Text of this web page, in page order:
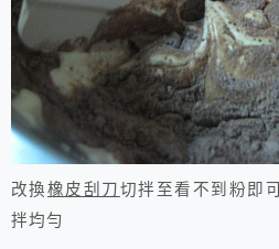
改換橡皮刮刀切拌至看不到粉即
拌均勻